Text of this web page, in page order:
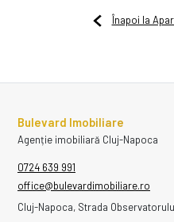
Înapoi la
Bulevard Imobiliare
Agenție imobiliară Cluj-Napoca
0724 639 991
office@bulevardimobiliare.ro
Cluj-Napoca, Strada